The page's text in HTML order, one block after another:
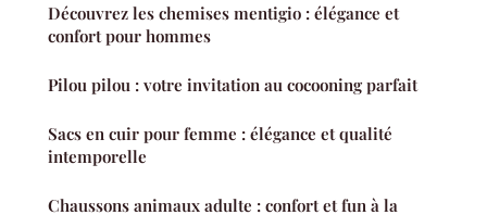
Découvrez les chemises mentigio : élégance et
confort pour hommes
Pilou pilou : votre invitation au cocooning parfait
Sacs en cuir pour femme : élégance et qualité
intemporelle
Chaussons animaux adulte : confort et fun à la